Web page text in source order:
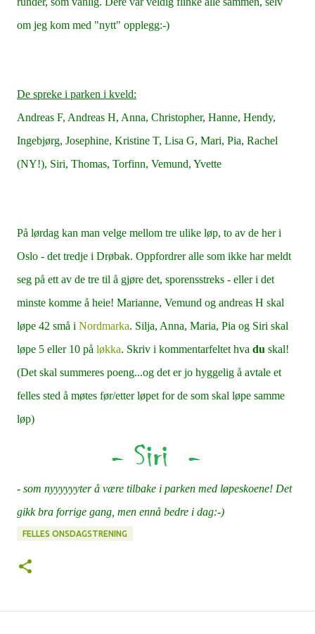
om jeg kom med "nytt" opplegg:-)
De spreke i parken i kveld:
Andreas F, Andreas H, Anna, Christopher, Hanne, Hendy,
Ingebjørg, Josephine, Kristine T, Lisa G, Mari, Pia, Rachel
(NY!), Siri, Thomas, Torfinn, Vemund, Yvette
På lørdag kan man velge mellom tre ulike løp, to av de her i
Oslo - det tredje i Drøbak. Oppfordrer alle som ikke har meldt
seg på ett av de tre til å gjøre det, sporensstreks - eller i det
minste komme å heie! Marianne, Vemund og andreas H skal
løpe 42 små i Nordmarka. Silja, Anna, Maria, Pia og Siri skal
løpe 5 eller 10 på løkka. Skriv i kommentarfeltet hva du skal!
(Det skal summeres poeng...og det er jo hyggelig å avtale et
felles sted å møtes før/etter løpet for de som skal løpe samme
løp)
- som nyyyyyyter å være tilbake i parken med løpeskoene! Det
gikk bra forrige gang, men ennå bedre i dag:-)
FELLES ONSDAGSTRENING